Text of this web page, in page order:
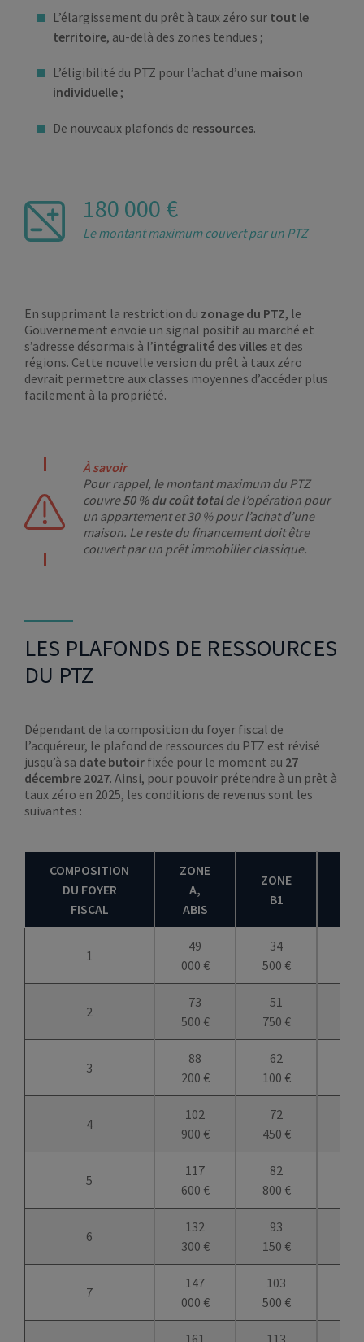
L’élargissement du prêt à taux zéro sur tout le
territoire, au-delà des zones tendues ;
L’éligibilité du PTZ pour l’achat d’une maison
individuelle ;
De nouveaux plafonds de ressources.
180 000 €
Le montant maximum couvert par un PTZ
En supprimant la restriction du zonage du PTZ, le
Gouvernement envoie un signal positif au marché et
s’adresse désormais à l’intégralité des villes et des
régions. Cette nouvelle version du prêt à taux zéro
devrait permettre aux classes moyennes d’accéder plus
facilement à la propriété.
À savoir
Pour rappel, le montant maximum du PTZ
couvre50 % du coût totalde l’opération pour
un appartement et 30 % pour l’achat d’une
maison. Le reste du financement doit être
couvert par un prêt immobilier classique.
LES PLAFONDS DE RESSOURCES
DU PTZ
Dépendant de la composition du foyer fiscal de
l’acquéreur, le plafond de ressources du PTZ est révisé
jusqu’à sa date butoir fixée pour le moment au 27
décembre 2027. Ainsi, pour pouvoir prétendre à un prêt à
taux zéro en 2025, les conditions de revenus sont les
suivantes :
COMPOSITION
DU FOYER
FISCAL
ZONE
A,
ABIS
ZONE
B1
1
49
000 €
34
500 €
2
73
500 €
51
750 €
3
88
200 €
62
100 €
4
102
900 €
72
450 €
5
117
600 €
82
800 €
6
132
300 €
93
150 €
7
147
000 €
103
500 €